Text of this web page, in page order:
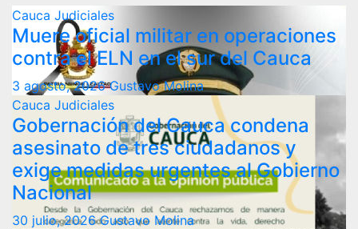
Cauca Judiciales
Muere oficial militar en operaciones
contra el ELN en el sur del Cauca
3 agosto, 2026Gustavo Molina
Cauca Judiciales
Gobernación del Cauca condena
asesinato de tres ciudadanos y
exige medidas urgentes al Gobierno
Nacional
30 julio, 2026Gustavo Molina